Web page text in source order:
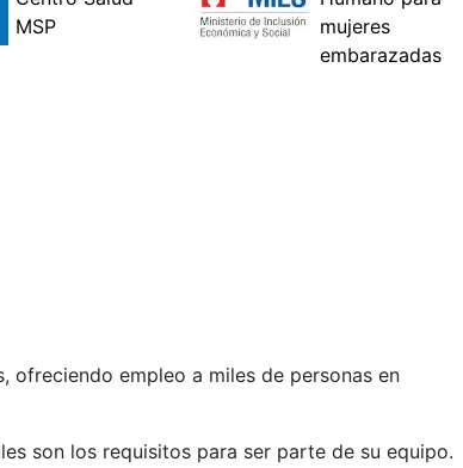
ofreciendo empleo a miles de personas en
son los requisitos para ser parte de su equipo.